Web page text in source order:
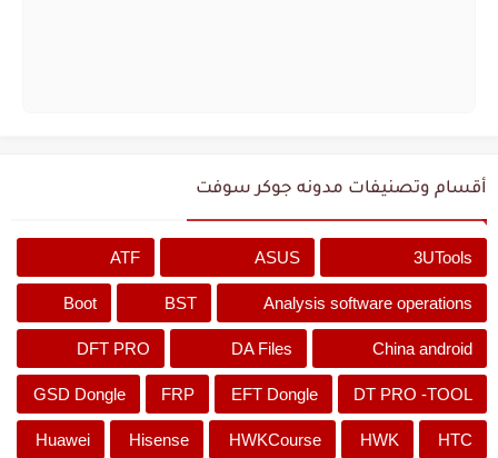
أقسام وتصنيفات مدونه جوكر سوفت
3UTools
ASUS
ATF
Analysis software operations
BST
Boot
China android
DA Files
DFT PRO
DT PRO -TOOL
EFT Dongle
FRP
GSD Dongle
HTC
HWK
HWKCourse
Hisense
Huawei